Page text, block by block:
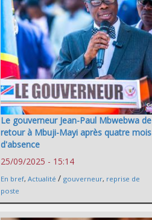
Le gouverneur Jean-Paul Mbwebwa de
retour à Mbuji-Mayi après quatre mois
d'absence
25/09/2025 - 15:14
En bref, Actualité / gouverneur, reprise de
poste